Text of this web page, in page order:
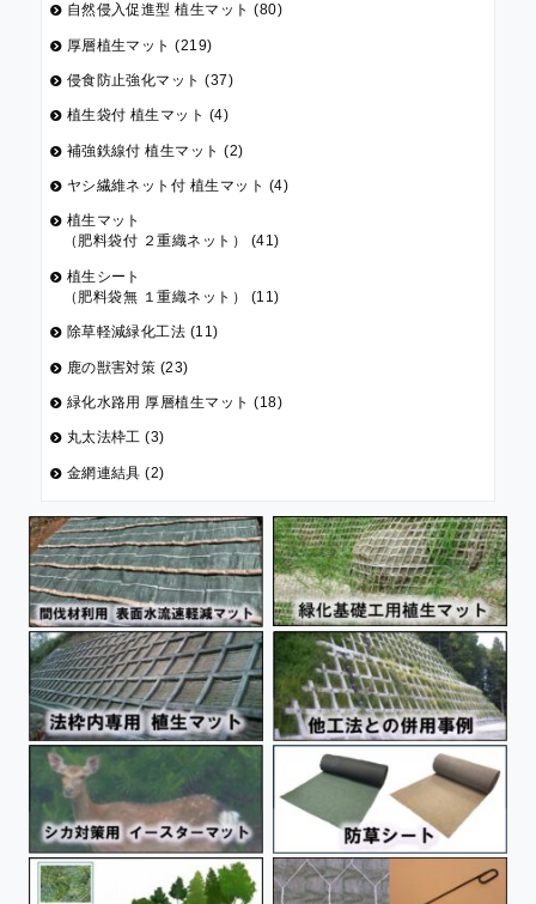
自然侵入促進型 植生マット (80)
厚層植生マット (219)
侵食防止強化マット (37)
植生袋付 植生マット (4)
補強鉄線付 植生マット (2)
ヤシ繊維ネット付 植生マット (4)
植生マット
（肥料袋付 ２重織ネット） (41)
植生シート
（肥料袋無 １重織ネット） (11)
除草軽減緑化工法 (11)
鹿の獣害対策 (23)
緑化水路用 厚層植生マット (18)
丸太法枠工 (3)
金網連結具 (2)